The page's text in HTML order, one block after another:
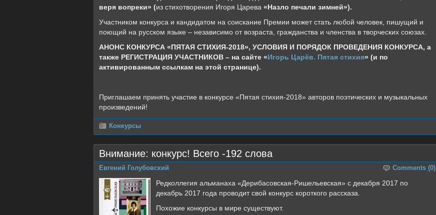
веря вопреки» (из стихотворения Игоря Царева «Назло печали зимней»).
Участником конкурса и кандидатом на соискание Премии может стать любой человек, пишущий и
поющий на русском языке – независимо от возраста, гражданства и членства в творческих союзах.
АНОНС КОНКУРСА «ПЯТАЯ СТИХИЯ-2018», УСЛОВИЯ И ПОРЯДОК ПРОВЕДЕНИЯ КОНКУРСА, а
также РЕГИСТРАЦИЯ УЧАСТНИКОВ – на сайте «Игорь Царёв. Пятая стихия» (и по
активированным ссылкам на этой странице).
Приглашаем принять участие в конкурсе «Пятая стихия-2018» авторов поэтических и музыкальных
произведений!
Конкурсы
Внимание: конкурс! Всего -192 слова
Comments (0)
Евгений Голубовский
Редколлегия альманаха «Дерибасовская-Ришельевская» с декабря 2017 по
декабрь 2017 года проводит свой конкурс короткого рассказа.
Похожие конкурсы в мире существуют.